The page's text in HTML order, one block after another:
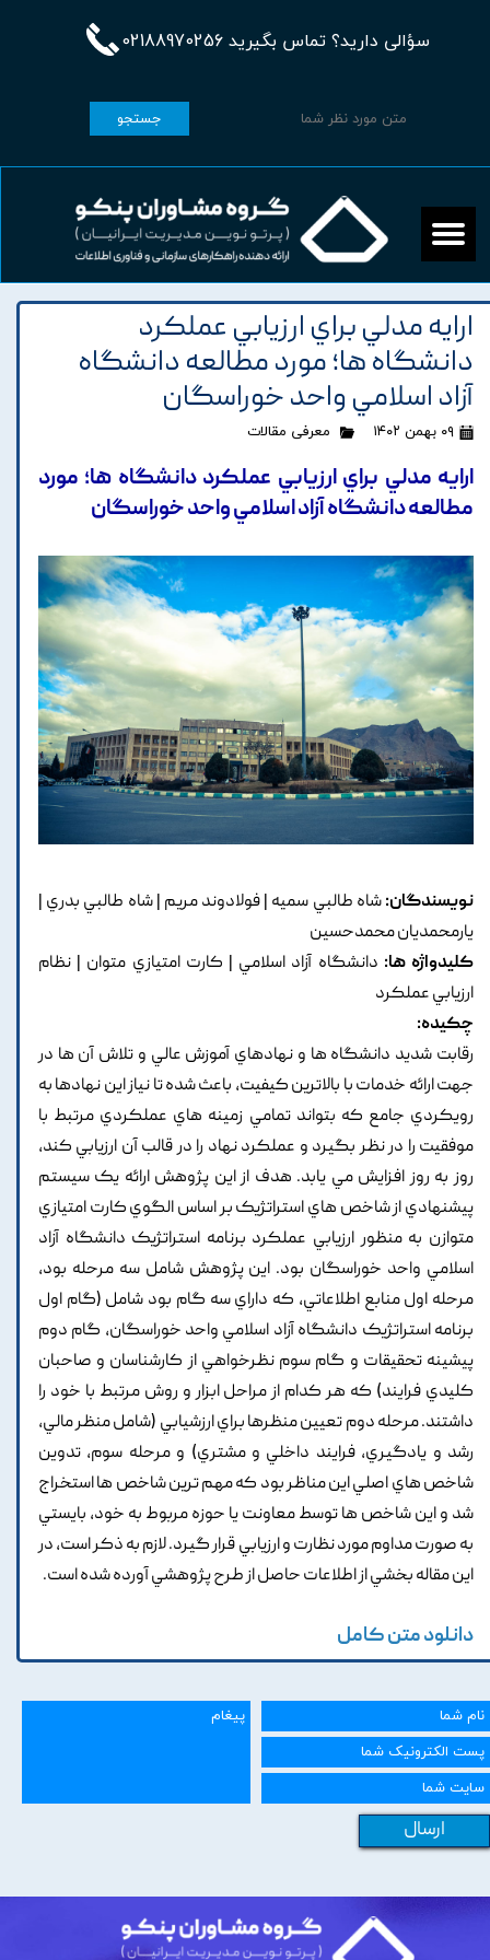
سؤالی دارید؟ تماس بگیرید 02188970256
جستجو
ارايه مدلي براي ارزيابي عملکرد
دانشگاه ها؛ مورد مطالعه دانشگاه
آزاد اسلامي واحد خوراسگان
۰۹ بهمن ۱۴۰۲ معرفی مقالات
ارايه مدلي براي ارزيابي عملکرد دانشگاه ها؛ مورد
مطالعه دانشگاه آزاد اسلامي واحد خوراسگان
نویسندگان:شاه طالبي سميه | فولادوند مريم | شاه طالبي بدري |
يارمحمديان محمدحسين
کلیدواژه ها: دانشگاه آزاد اسلامي | کارت امتيازي متوان | نظام
ارزيابي عملکرد
چکیده:
رقابت شديد دانشگاه ها و نهادهاي آموزش عالي و تلاش آن ها در
جهت ارائه خدمات با بالاترين کيفيت, باعث شده تا نياز اين نهادها به
رويکردي جامع که بتواند تمامي زمينه هاي عملکردي مرتبط با
موفقيت را در نظر بگيرد و عملکرد نهاد را در قالب آن ارزيابي کند,
روز به روز افزايش مي يابد. هدف از اين پژوهش ارائه يک سيستم
پيشنهادي از شاخص هاي استراتژيک بر اساس الگوي کارت امتيازي
متوازن به منظور ارزيابي عملکرد برنامه استراتژيک دانشگاه آزاد
اسلامي واحد خوراسگان بود. اين پژوهش شامل سه مرحله بود,
مرحله اول منابع اطلاعاتي, که داراي سه گام بود شامل (گام اول
برنامه استراتژيک دانشگاه آزاد اسلامي واحد خوراسگان, گام دوم
پيشينه تحقيقات و گام سوم نظرخواهي از کارشناسان و صاحبان
کليدي فرايند) که هر کدام از مراحل ابزار و روش مرتبط با خود را
داشتند. مرحله دوم تعيين منظرها براي ارزشيابي (شامل منظر مالي,
رشد و يادگيري, فرايند داخلي و مشتري) و مرحله سوم, تدوين
شاخص هاي اصلي اين مناظر بود که مهم ترين شاخص ها استخراج
شد و اين شاخص ها توسط معاونت يا حوزه مربوط به خود, بايستي
به صورت مداوم مورد نظارت و ارزيابي قرار گيرد. لازم به ذکر است, در
اين مقاله بخشي از اطلاعات حاصل از طرح پژوهشي آورده شده است.
دانلود متن کامل
ارسال